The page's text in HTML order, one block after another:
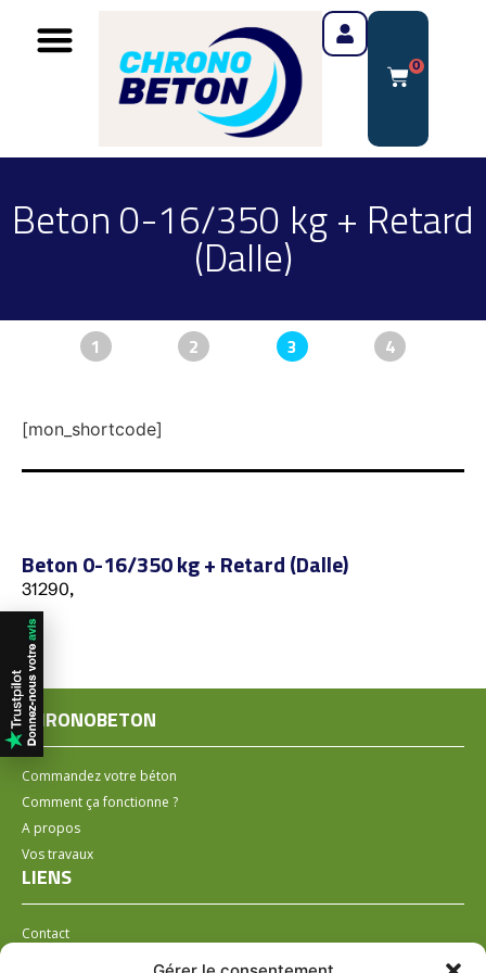
0
Beton 0-16/350 kg + Retard
(Dalle)
1 2 3 4
[mon_shortcode]
Beton 0-16/350 kg + Retard (Dalle)
31290,
CHRONOBETON
Commandez votre béton
Comment ça fonctionne ?
A propos
Vos travaux
LIENS
Contact